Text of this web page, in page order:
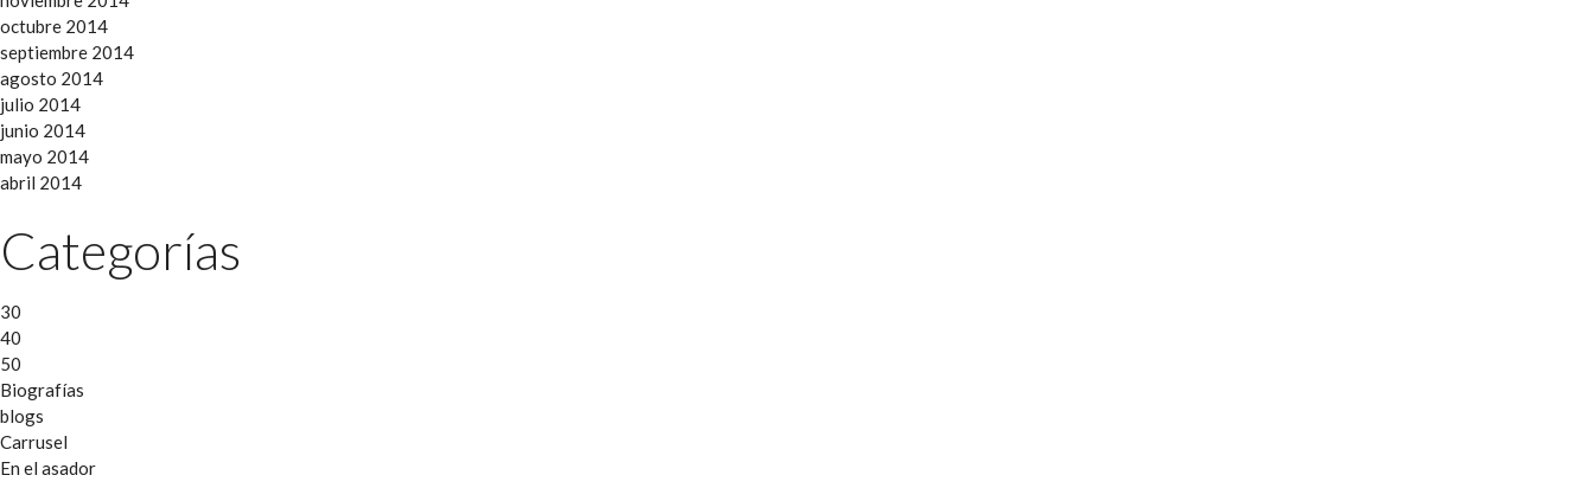
octubre 2014
septiembre 2014
agosto 2014
julio 2014
junio 2014
mayo 2014
abril 2014
Categorías
30
40
50
Biografías
blogs
Carrusel
En el asador